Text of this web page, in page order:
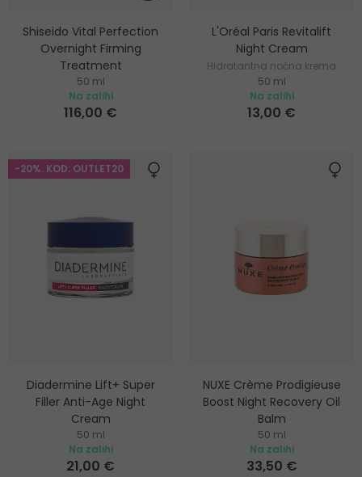
Shiseido Vital Perfection
Overnight Firming
Treatment
Noćna krema za lifting i
učvršćivanje
50 ml
Na zalihi
116,00 €
L'Oréal Paris Revitalift
Night Cream
Hidratantna noćna krema
50 ml
Na zalihi
13,00 €
-20%. KOD: OUTLET20
Diadermine Lift+ Super
Filler Anti-Age Night
Cream
Noćna krema za
pomlađivanje kože
50 ml
Na zalihi
21,00 €
NUXE Crème Prodigieuse
Boost Night Recovery Oil
Balm
Noćni balzam za obnavljanje
50 ml
Na zalihi
33,50 €